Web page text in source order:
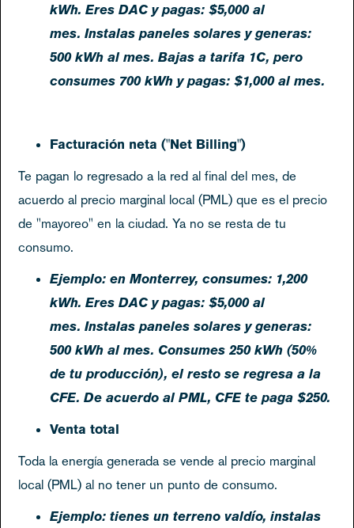
kWh. Eres DAC y pagas: $5,000 al
mes. Instalas paneles solares y generas:
500 kWh al mes. Bajas a tarifa 1C, pero
consumes 700 kWh y pagas: $1,000 al mes.
Facturación neta ("Net Billing")
Te pagan lo regresado a la red al final del mes, de
acuerdo al precio marginal local (PML) que es el precio
de "mayoreo" en la ciudad. Ya no se resta de tu
consumo.
Ejemplo: en Monterrey, consumes: 1,200
kWh. Eres DAC y pagas: $5,000 al
mes. Instalas paneles solares y generas:
500 kWh al mes. Consumes 250 kWh (50%
de tu producción), el resto se regresa a la
CFE. De acuerdo al PML, CFE te paga $250.
Venta total
Toda la energía generada se vende al precio marginal
local (PML) al no tener un punto de consumo.
Ejemplo: tienes un terreno valdío, instalas